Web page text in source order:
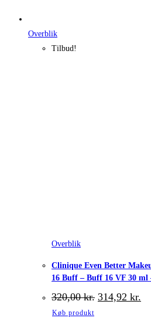
Overblik
Tilbud!
Overblik
Clinique Even Better
16 Buff – Buff 16 VF 30 ml
320,00kr. Den
oprindelige
314,92 kr.
Køb produkt